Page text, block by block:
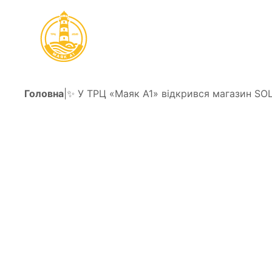
Головна ✨ У ТРЦ «Маяк А1» відкрився магазин